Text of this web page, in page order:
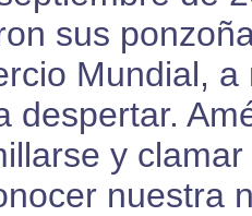
sus
Mundial,
despertar.
y
nuestra